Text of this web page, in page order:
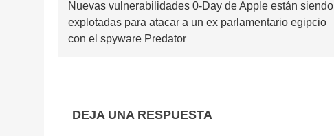
de
entradas
Nuevas vulnerabilidades 0-Day de Apple están siendo
explotadas para atacar a un ex parlamentario egipcio
con el spyware Predator
DEJA UNA RESPUESTA